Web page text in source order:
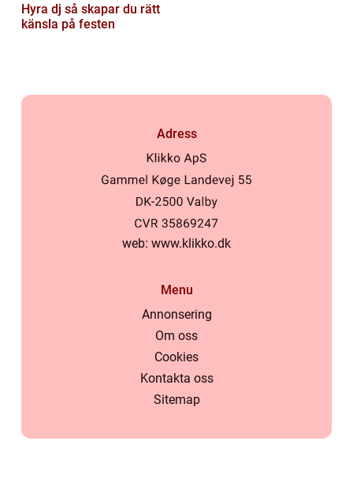
Hyra dj så skapar du rätt
känsla på festen
Adress
web: www.klikko.dk
Menu
Annonsering
Om oss
Cookies
Kontakta oss
Sitemap